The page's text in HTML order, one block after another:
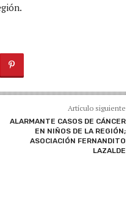
Artículo siguiente
ALARMANTE CASOS DE CÁNCER
EN NIÑOS DE LA REGIÓN;
ASOCIACIÓN FERNANDITO
LAZALDE